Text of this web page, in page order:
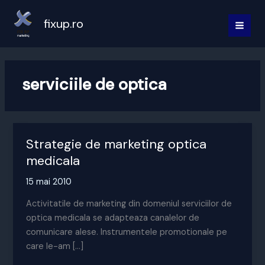
content
fixup.ro
serviciile de optica
Strategie de marketing optica
medicala
15 mai 2010
Activitatile de marketing din domeniul serviciilor de
optica medicala se adapteaza canalelor de
comunicare alese. Instrumentele promotionale pe
care le-am […]